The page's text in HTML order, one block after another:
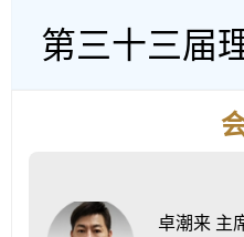
第三十三届
卓潮来 主